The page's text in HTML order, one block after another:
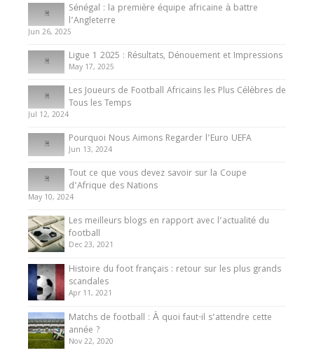
Présentation de l’équipe nationale de football
du Cameroun
8 August 2025
Sénégal : la première équipe africaine à battre
l’Angleterre
Jun 26, 2025
Ligue 1 2025 : Résultats, Dénouement et Impressions
May 17, 2025
Les Joueurs de Football Africains les Plus Célèbres de
Tous les Temps
Jul 12, 2024
Pourquoi Nous Aimons Regarder l’Euro UEFA
Jun 13, 2024
Tout ce que vous devez savoir sur la Coupe
d’Afrique des Nations
May 10, 2024
Les meilleurs blogs en rapport avec l’actualité du
football
Dec 23, 2021
Histoire du foot français : retour sur les plus grands
scandales
Apr 11, 2021
Matchs de football : À quoi faut-il s’attendre cette
année ?
Nov 22, 2020